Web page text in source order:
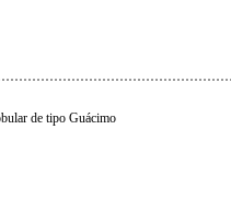
de tipo Guácimo